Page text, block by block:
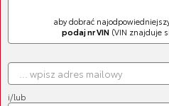
Cena brutto:258,30 zł
Cena netto:210,00 zł
aby dobrać
podaj nr VIN(VIN znajduje
i/lub